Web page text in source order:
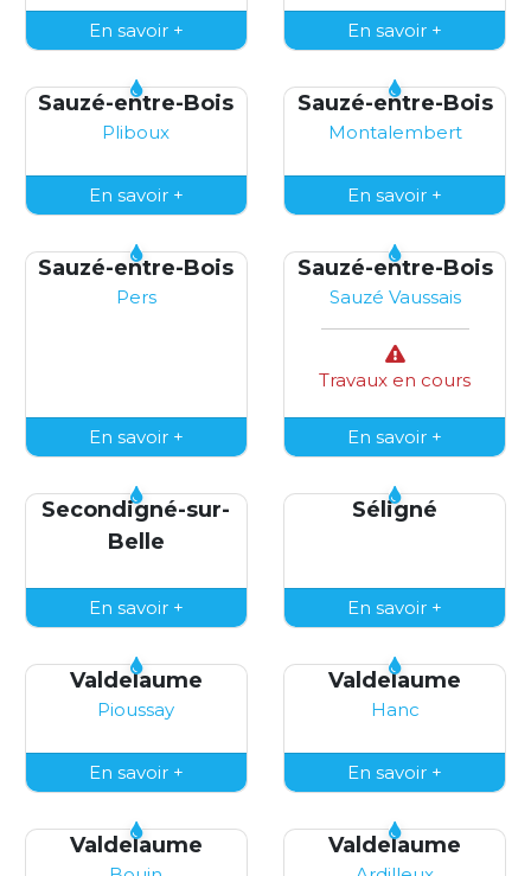
En savoir + En savoir +
Sauzé-entre-Bois
Pliboux
En savoir +
Sauzé-entre-Bois
Montalembert
En savoir +
Sauzé-entre-Bois
Pers
En savoir +
Sauzé-entre-Bois
Sauzé Vaussais
Travaux en cours
En savoir +
Secondigné-sur-
Belle
En savoir +
Séligné
En savoir +
Valdelaume
Pioussay
En savoir +
Valdelaume
Hanc
En savoir +
Valdelaume Valdelaume